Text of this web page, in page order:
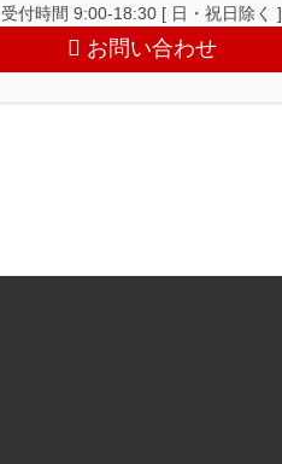
受付時間 9:00-18:30 [ 日・祝日除く ]
お問い合わせ